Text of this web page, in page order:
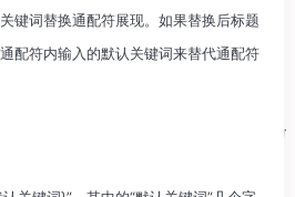
键词替换通配符展现。如果替换后标题
配符内输入的默认关键词来替代通配符